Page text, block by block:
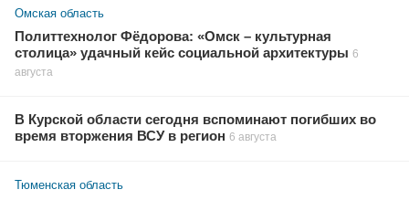
Омская область
Политтехнолог Фёдорова: «Омск – культурная
столица» удачный кейс социальной архитектуры 6
августа
В Курской области сегодня вспоминают погибших во
время вторжения ВСУ в регион 6 августа
Тюменская область